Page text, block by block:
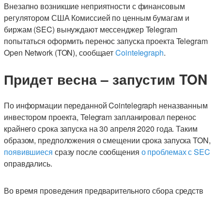
Внезапно возникшие неприятности с финансовым
регулятором США Комиссией по ценным бумагам и
биржам (SEC) вынуждают мессенджер Telegram
попытаться оформить перенос запуска проекта Telegram
Open Network (TON), сообщаетCointelegraph.
Придет весна – запустим TON
По информации переданной Cointelegraph неназванным
инвестором проекта, Telegram запланировал перенос
крайнего срока запуска на 30 апреля 2020 года. Таким
образом, предположения о смещении срока запуска TON,
появившиеся сразу после сообщения о проблемах с SEC
оправдались.
Во время проведения предварительного сбора средств